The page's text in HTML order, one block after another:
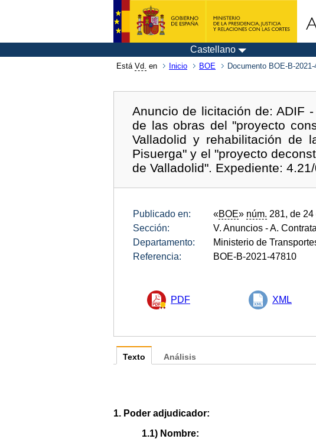
Castellano
Está Vd. en Inicio BOE Documento BOE-B-2021-
Anuncio de licitación de: ADIF
de las obras del "proyecto
Valladolid y rehabilitación de
Pisuerga" y el "proyecto
de Valladolid". Expediente:
Publicado en: «BOE» núm. 281, de
Sección:
V. Anuncios - A.
Departamento:
Ministerio de
Referencia:
BOE-B-2021-47810
PDF XML
Texto
1. Poder adjudicador:
1.1) Nombre:
Análisis